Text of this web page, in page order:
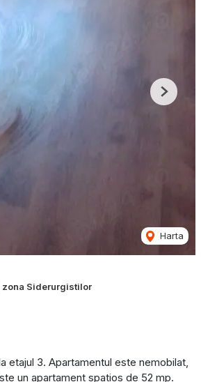
Harta
Next
zona Siderurgistilor
etajul 3. Apartamentul este nemobilat,
un apartament spatios de 52 mp.